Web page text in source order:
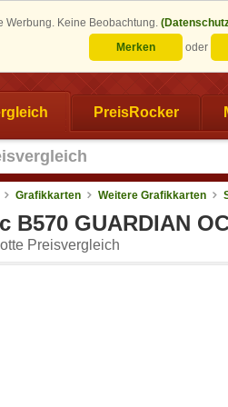
Werbung. Keine Beobachtung.
Merken
oder
PreisRocker
Grafikkarten Weitere Grafikkarten
B570 GUARDIAN
Preisvergleich